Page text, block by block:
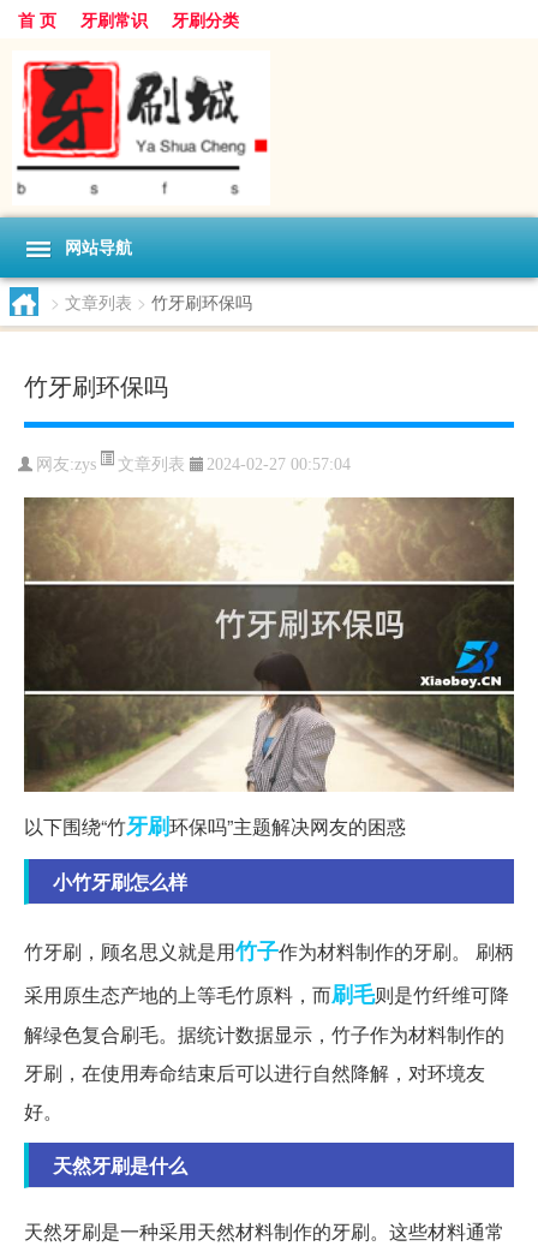
首 页 牙刷常识 牙刷分类
网站导航
> 文章列表 > 竹牙刷环保吗
竹牙刷环保吗
网友:zys 文章列表 2024-02-27 00:57:04
以下围绕“竹牙刷环保吗”主题解决网友的困惑
小竹牙刷怎么样
竹牙刷，顾名思义就是用竹子作为材料制作的牙刷。 刷柄
采用原生态产地的上等毛竹原料，而刷毛则是竹纤维可降
解绿色复合刷毛。据统计数据显示，竹子作为材料制作的
牙刷，在使用寿命结束后可以进行自然降解，对环境友
好。
天然牙刷是什么
天然牙刷是一种采用天然材料制作的牙刷。这些材料通常